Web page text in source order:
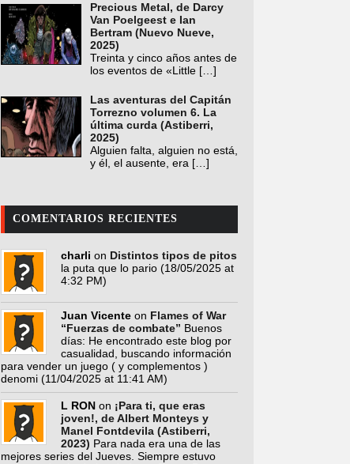
Precious Metal, de Darcy
Van Poelgeest e Ian
Bertram (Nuevo Nueve,
2025)
Treinta y cinco años antes de
los eventos de «Little […]
Las aventuras del Capitán
Torrezno volumen 6. La
última curda (Astiberri,
2025)
Alguien falta, alguien no está,
y él, el ausente, era […]
COMENTARIOS RECIENTES
charli on Distintos tipos de pitos
la puta que lo pario (18/05/2025 at
4:32 PM)
Juan Vicente on Flames of War
“Fuerzas de combate” Buenos
días: He encontrado este blog por
casualidad, buscando información
para vender un juego ( y complementos )
denomi (11/04/2025 at 11:41 AM)
L RON on ¡Para ti, que eras
joven!, de Albert Monteys y
Manel Fontdevila (Astiberri,
2023) Para nada era una de las
mejores series del Jueves. Siempre estuvo